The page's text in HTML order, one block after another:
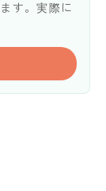
す。実際に